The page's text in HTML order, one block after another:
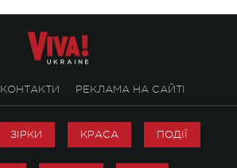
КОНТАКТИ РЕКЛАМА НА САЙТІ
ЗІРКИ КРАСА ПОДІЇ